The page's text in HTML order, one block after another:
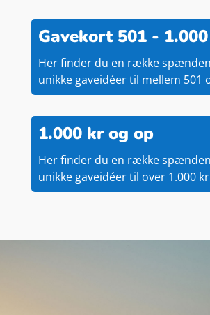
Gavekort 501 -
Her finder du en række
unikke gaveidéer til mellem 501
1.000 kr og op
Her finder du en række
unikke gaveidéer til over 1.000